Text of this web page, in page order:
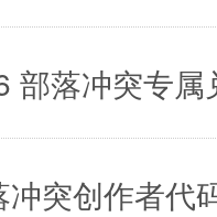
落冲突专
突创作者代